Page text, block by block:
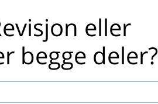
eller
begge deler?